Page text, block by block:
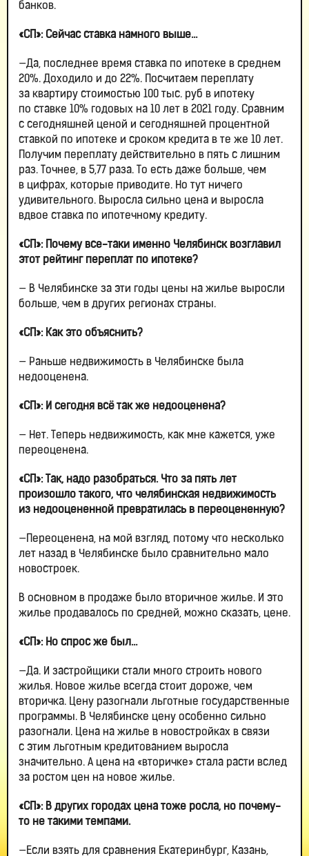
банков.
«СП»: Сейчас ставка намного выше…
—Да, последнее время ставка по ипотеке в среднем
20%. Доходило и до 22%. Посчитаем переплату
за квартиру стоимостью 100 тыс. руб в ипотеку
по ставке 10% годовых на 10 лет в 2021 году. Сравним
с сегодняшней ценой и сегодняшней процентной
ставкой по ипотеке и сроком кредита в те же 10 лет.
Получим переплату действительно в пять с лишним
раз. Точнее, в 5,77 раза. То есть даже больше, чем
в цифрах, которые приводите. Но тут ничего
удивительного. Выросла сильно цена и выросла
вдвое ставка по ипотечному кредиту.
«СП»: Почему все-таки именно Челябинск возглавил
этот рейтинг переплат по ипотеке?
— В Челябинске за эти годы цены на жилье выросли
больше, чем в других регионах страны.
«СП»: Как это объяснить?
— Раньше недвижимость в Челябинске была
недооценена.
«СП»: И сегодня всё так же недооценена?
— Нет. Теперь недвижимость, как мне кажется, уже
переоценена.
«СП»: Так, надо разобраться. Что за пять лет
произошло такого, что челябинская недвижимость
из недооцененной превратилась в переоцененную?
—Переоценена, на мой взгляд, потому что несколько
лет назад в Челябинске было сравнительно мало
новостроек.
В основном в продаже было вторичное жилье. И это
жилье продавалось по средней, можно сказать, цене.
«СП»: Но спрос же был…
—Да. И застройщики стали много строить нового
жилья. Новое жилье всегда стоит дороже, чем
вторичка. Цену разогнали льготные государственные
программы. В Челябинске цену особенно сильно
разогнали. Цена на жилье в новостройках в связи
с этим льготным кредитованием выросла
значительно. А цена на «вторичке» стала расти вслед
за ростом цен на новое жилье.
«СП»: В других городах цена тоже росла, но почему-
то не такими темпами.
—Если взять для сравнения Екатеринбург, Казань,